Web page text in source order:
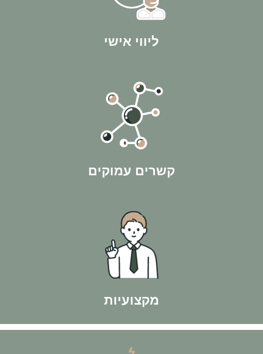
לאורך כל הדרך - מהשיחה והפגישה הראשונה, דרך
קשרים עמוקים
במהלך השנים בהחלט הולכים להיות לטובתך
בתהליך ולהשיג לך תוצאות מקסימליות!
מרצה בכיר בתחום המשכנתאות והכשיר אלפי יועצי
בנוסף הוא פועל כחבר בהתאחדות יועצי המשכנתאות